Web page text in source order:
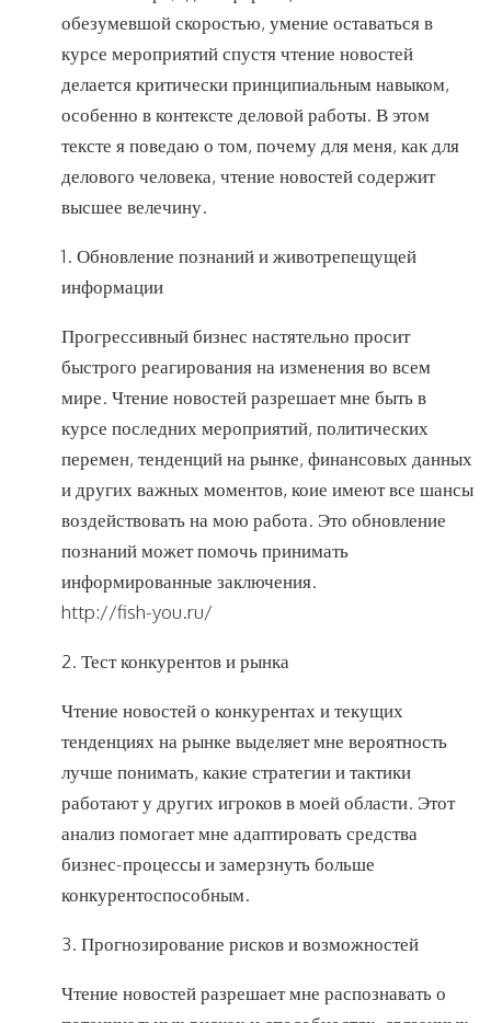
обезумевшой скоростью, умение оставаться в
курсе мероприятий спустя чтение новостей
делается критически принципиальным навыком,
особенно в контексте деловой работы. В этом
тексте я поведаю о том, почему для меня, как для
делового человека, чтение новостей содержит
высшее велечину.
1. Обновление познаний и животрепещущей
информации
Прогрессивный бизнес настятельно просит
быстрого реагирования на изменения во всем
мире. Чтение новостей разрешает мне быть в
курсе последних мероприятий, политических
перемен, тенденций на рынке, финансовых данных
и других важных моментов, коие имеют все шансы
воздействовать на мою работа. Это обновление
познаний может помочь принимать
информированные заключения.
http://fish-you.ru/
2. Тест конкурентов и рынка
Чтение новостей о конкурентах и текущих
тенденциях на рынке выделяет мне вероятность
лучше понимать, какие стратегии и тактики
работают у других игроков в моей области. Этот
анализ помогает мне адаптировать средства
бизнес-процессы и замерзнуть больше
конкурентоспособным.
3. Прогнозирование рисков и возможностей
Чтение новостей разрешает мне распознавать о